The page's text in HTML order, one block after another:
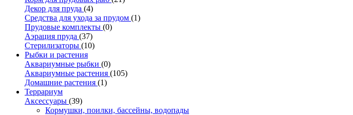
Декор для пруда (4)
Средства для ухода за прудом (1)
Прудовые комплекты (0)
Аэрация пруда (37)
Стерилизаторы (10)
Рыбки и растения
Аквариумные рыбки (0)
Аквариумные растения (105)
Домашние растения (1)
Террариум
Аксессуары (39)
Кормушки, поилки, бассейны, водопады